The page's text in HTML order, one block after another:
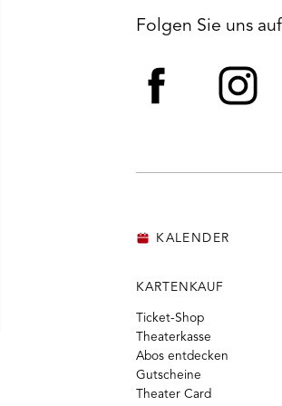
Folgen Sie uns
KALENDER
KARTENKAUF
Ticket-Shop
Theaterkasse
Abos entdecken
Gutscheine
Theater Card